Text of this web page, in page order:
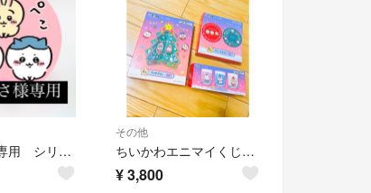
あきうさ様専用 シリアルコード
その他
ちいかわエニマイくじ 3点セット値下げ可能
¥3,800